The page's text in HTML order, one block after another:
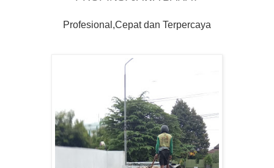
Profesional,Cepat dan Terpercaya